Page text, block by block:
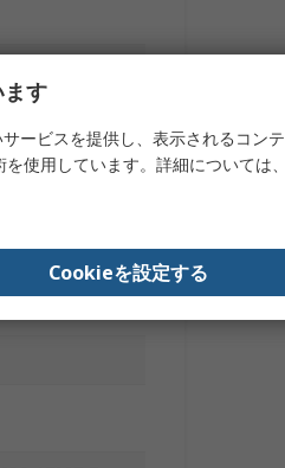
す
ービスを提供し、表示されるコンテ
使用しています。詳細については、
Cookieを設定する